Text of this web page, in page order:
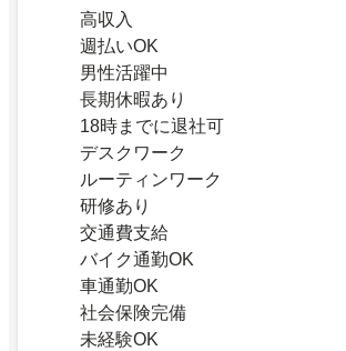
高収入
週払いOK
男性活躍中
長期休暇あり
18時までに退社可
デスクワーク
ルーティンワーク
研修あり
交通費支給
バイク通勤OK
車通勤OK
社会保険完備
未経験OK